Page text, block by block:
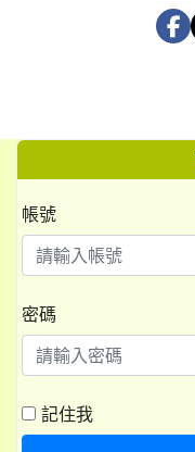
帳號
密碼
記住我